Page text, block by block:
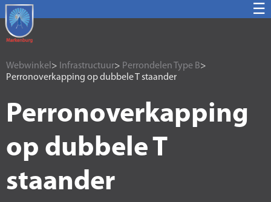
☰
Webwinkel > Infrastructuur> Perrondelen Type B>
Perronoverkapping op dubbele T staander
Perronoverkapping
op dubbele T
staander